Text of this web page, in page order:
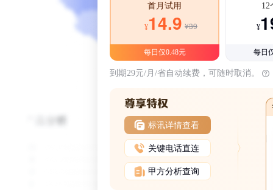
首月试用
¥14.9 ¥39
每日仅0.48元
12
¥
每日
到期29元/月/省自动续费，可随时取消。
标讯详情查看
关键电话直连
甲方分析查询